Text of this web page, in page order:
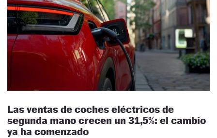
Las ventas de coches eléctricos de
segunda mano crecen un 31,5%: el cambio
ya ha comenzado